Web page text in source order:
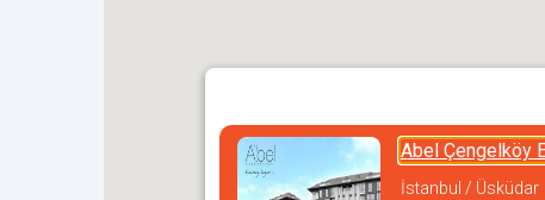
Abel Çengelköy
İstanbul / Üsküdar